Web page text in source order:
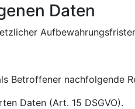
Daten
Betroffener nachfolgende
Daten (Art. 15 DSGVO).